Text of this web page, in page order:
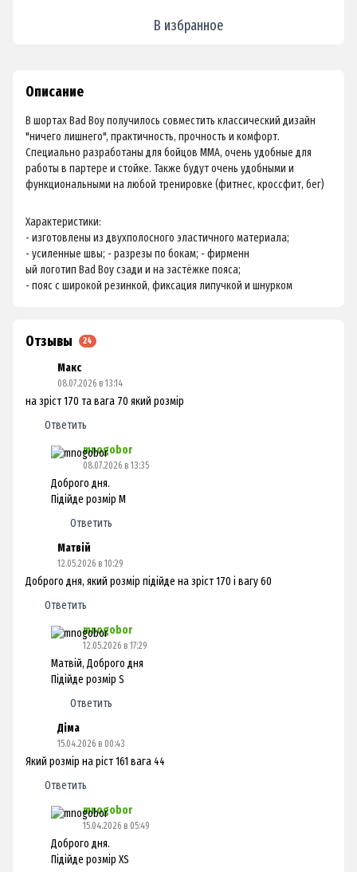
В избранное
Описание
В шортах Bad Boy получилось совместить классический дизайн
"ничего лишнего", практичность, прочность и комфорт.
Специально разработаны для бойцов ММА, очень удобные для
работы в партере и стойке. Также будут очень удобными и
функциональными на любой тренировке (фитнес, кроссфит, бег)
Характеристики:
- изготовлены из двухполосного эластичного материала;
- усиленные швы; - разрезы по бокам; - фирменн
ый логотип Bad Boy сзади и на застёжке пояса;
- пояс с широкой резинкой, фиксация липучкой и шнурком
Отзывы 24
Макс
08.07.2026 в 13:14
на зріст 170 та вага 70 який розмір
Ответить
mnogobor
08.07.2026 в 13:35
Доброго дня.
Підійде розмір М
Ответить
Матвій
12.05.2026 в 10:29
Доброго дня, який розмір підійде на зріст 170 і вагу 60
Ответить
mnogobor
12.05.2026 в 17:29
Матвій, Доброго дня
Підійде розмір S
Ответить
Діма
15.04.2026 в 00:43
Який розмір на ріст 161 вага 44
Ответить
mnogobor
15.04.2026 в 05:49
Доброго дня.
Підійде розмір XS